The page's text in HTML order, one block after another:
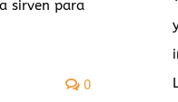
sirven para
0